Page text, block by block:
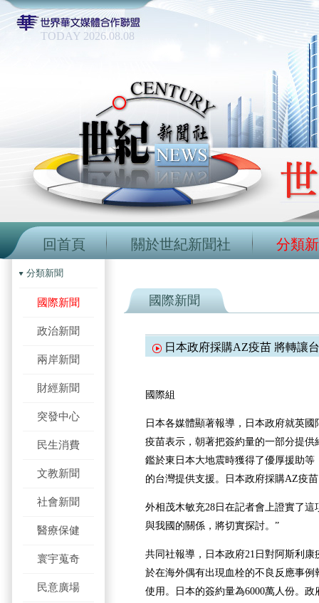
TODAY 2026.08.08
回首頁 關於世紀新聞社 分類
分類新聞
國際新聞
政治新聞
兩岸新聞
財經新聞
突發中心
民生消費
文教新聞
社會新聞
醫療保健
寰宇蒐奇
民意廣場
國際新聞
日本政府採購AZ疫苗 將轉讓
國際組
日本各媒體顯著報導，日本政府就英
疫苗表示，朝著把簽約量的一部分提
鑑於東日本大地震時獲得了優厚援助
的台灣提供支援。日本政府採購AZ疫
外相茂木敏充28日在記者會上證實了這
與我國的關係，將切實探討。”
共同社報導，日本政府21日對阿斯利
於在海外偶有出現血栓的不良反應事
使用。日本的簽約量為6000萬人份。